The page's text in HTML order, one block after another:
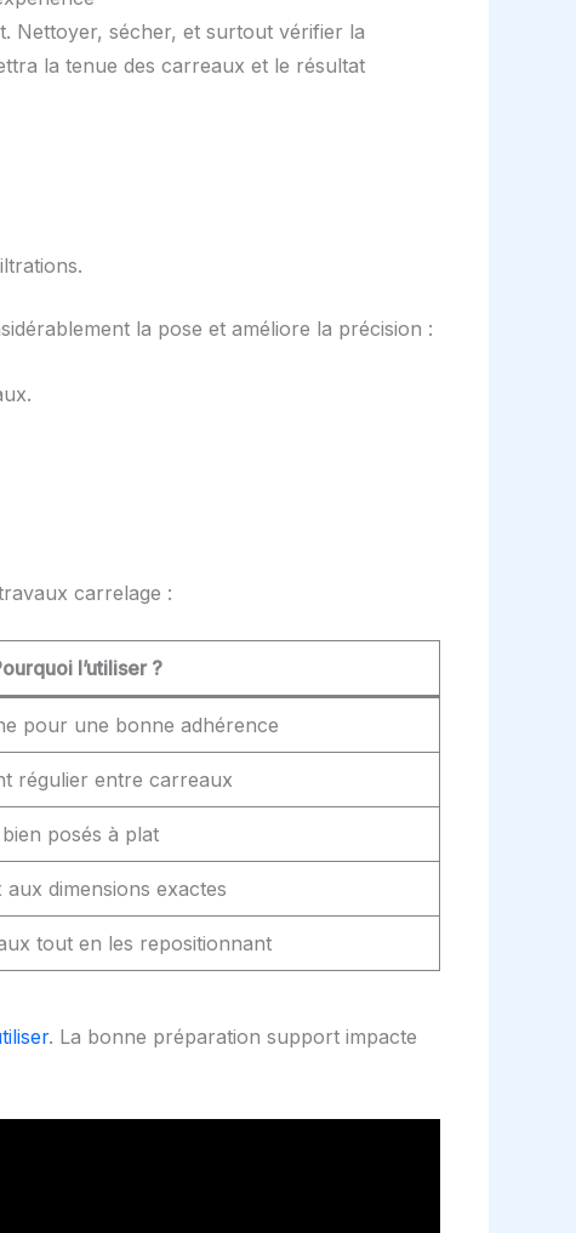
Nettoyer, sécher, et surtout vérifier la
la tenue des carreaux et le résultat
la pose et améliore la précision :
carrelage :
l’utiliser ?
pour une bonne adhérence
régulier entre carreaux
posés à plat
dimensions exactes
tout en les repositionnant
. La bonne préparation support impacte